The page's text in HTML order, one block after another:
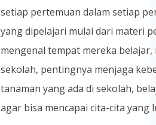
setiap pertemuan dalam setiap
yang dipelajari mulai dari materi
mengenal tempat mereka
sekolah, pentingnya menjaga
tanaman yang ada di sekolah,
agar bisa mencapai cita-cita yang